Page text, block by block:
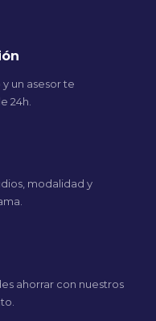
un asesor te
24h.
modalidad y
ahorrar con nuestros